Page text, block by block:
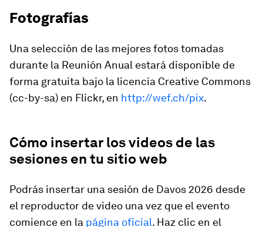
Fotografías
Una selección de las mejores fotos tomadas
durante la Reunión Anual estará disponible de
forma gratuita bajo la licencia Creative Commons
(cc-by-sa) en Flickr, en http://wef.ch/pix.
Cómo insertar los videos de las
sesiones en tu sitio web
Podrás insertar una sesión de Davos 2026 desde
el reproductor de video una vez que el evento
comience en la página oficial. Haz clic en el